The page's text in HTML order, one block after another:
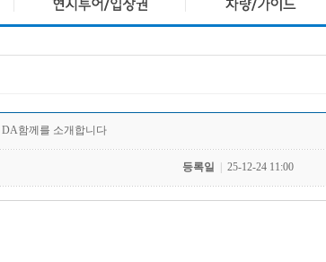
앳 마인드
AETAS
함께를 소개합니다
등록일 25-12-24 11:00